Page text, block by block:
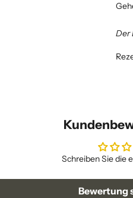
Der
Schreiben Sie die
Bewertung